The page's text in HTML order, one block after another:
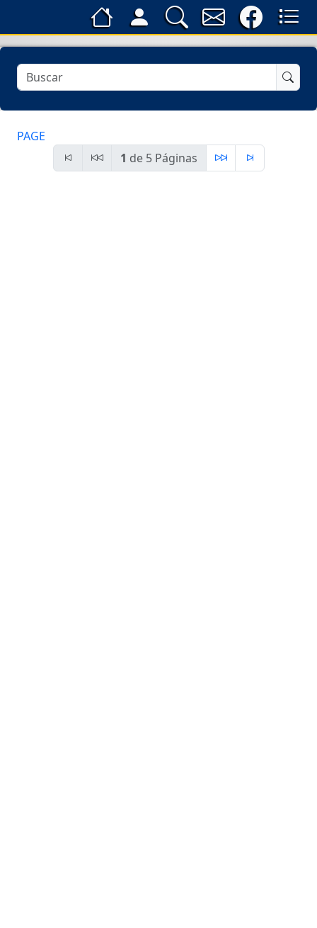
PAGE
1 de 5 Páginas